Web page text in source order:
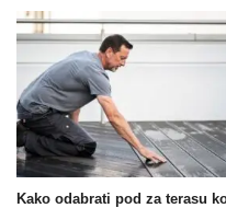
Kako odabrati pod za terasu